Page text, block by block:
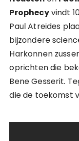
Prophecyvindt
Paul Atreides
bijzondere
Harkonnen
oprichten die
Bene Gesserit.
die de toekomst